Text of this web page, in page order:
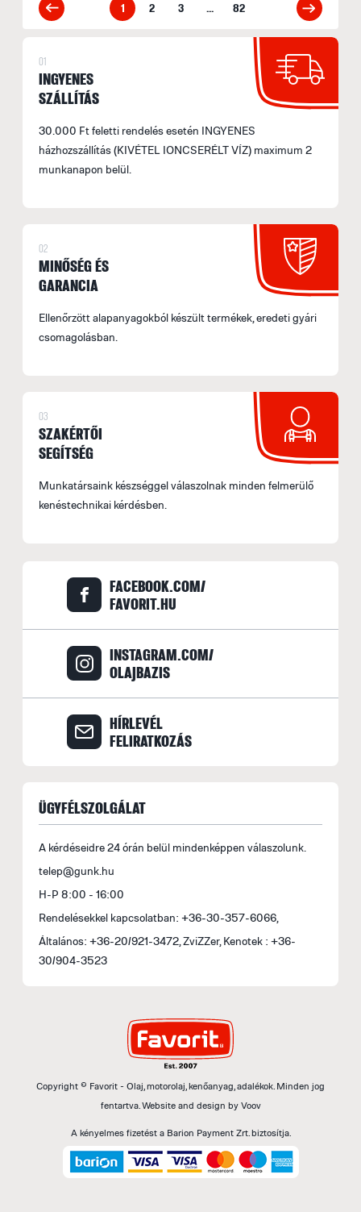
1 2 3 ... 82
01
INGYENES
SZÁLLÍTÁS
30.000 Ft feletti rendelés esetén INGYENES
házhozszállítás (KIVÉTEL IONCSERÉLT VÍZ) maximum 2
munkanapon belül.
02
MINŐSÉG ÉS
GARANCIA
Ellenőrzött alapanyagokból készült termékek, eredeti gyári
csomagolásban.
03
SZAKÉRTŐI
SEGÍTSÉG
Munkatársaink készséggel válaszolnak minden felmerülő
kenéstechnikai kérdésben.
FACEBOOK.COM/
FAVORIT.HU
INSTAGRAM.COM/
OLAJBAZIS
HÍRLEVÉL
FELIRATKOZÁS
ÜGYFÉLSZOLGÁLAT
A kérdéseidre 24 órán belül mindenképpen válaszolunk.
telep@gunk.hu
H-P 8:00 - 16:00
Rendelésekkel kapcsolatban: +36-30-357-6066,
Általános: +36-20/921-3472, ZviZZer, Kenotek : +36-
30/904-3523
Copyright © Favorit - Olaj, motorolaj, kenőanyag, adalékok. Minden jog
fentartva.Website and design by Voov
A kényelmes fizetést a Barion Payment Zrt. biztosítja.